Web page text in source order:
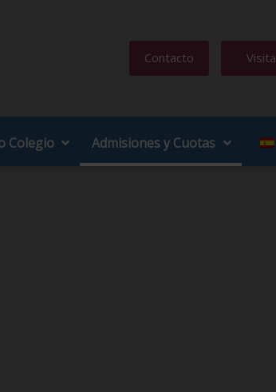
Contacto Visita
Colegio Admisiones y Cuotas